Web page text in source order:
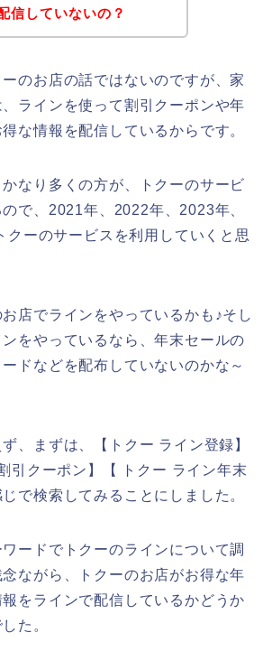
信していないの？
のお店の話ではないのですが、家
ラインを使って割引クーポンや年
な情報を配信しているからです。
なり多くの方が、トクーのサービ
で、2021年、2022年、2023年、
クーのサービスを利用していくと思
店でラインをやっているかも♪そし
をやっているなら、年末セールの
ドなどを配布していないのかな～
、まずは、【トクー ライン登録】
引クーポン】【 トクー ライン年末
で検索してみることにしました。
ードでトクーのラインについて調
ながら、トクーのお店がお得な年
をラインで配信しているかどうか
た。